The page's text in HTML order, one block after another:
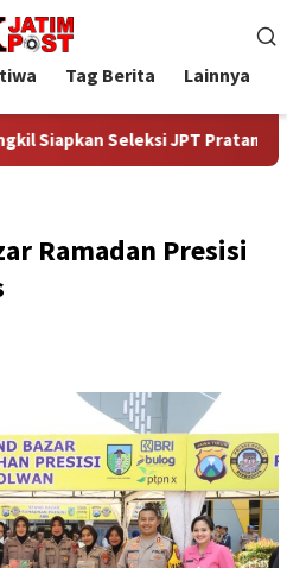
Tag Berita Lainnya
Seleksi JPT Pratama, Pengisian
Ramadan Presisi